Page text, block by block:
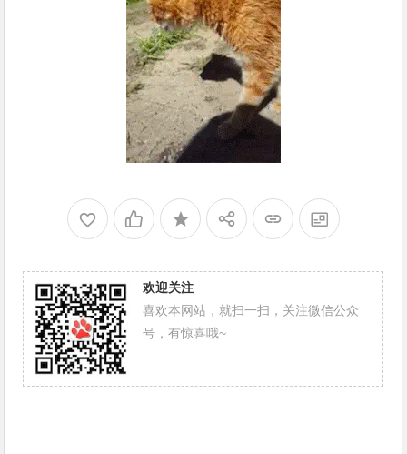
欢迎关注
喜欢本网站，就扫一扫，关注微信公众
号，有惊喜哦~